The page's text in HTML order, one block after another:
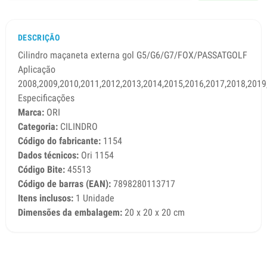
DESCRIÇÃO
Cilindro maçaneta externa gol G5/G6/G7/FOX/PASSATGOLF
Aplicação
Especificações
Marca: ORI
Categoria: CILINDRO
Código do fabricante: 1154
Dados técnicos: Ori 1154
Código Bite: 45513
Código de barras (EAN): 7898280113717
Itens inclusos: 1 Unidade
Dimensões da embalagem: 20 x 20 x 20 cm